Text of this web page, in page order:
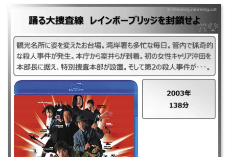
｜踊る大捜査線 レインボーブリッジを封鎖せよ ｜2003年 ｜138分 ｜観光
名所に姿を変えたお台場。湾岸署も多忙な毎日。管内で猟奇的な殺人事件
が発生。本庁から室井らが到着。初の女性キャリア沖田を本部長に据え、
特別捜査本部が設置。そして第2の殺人事件が･･･。